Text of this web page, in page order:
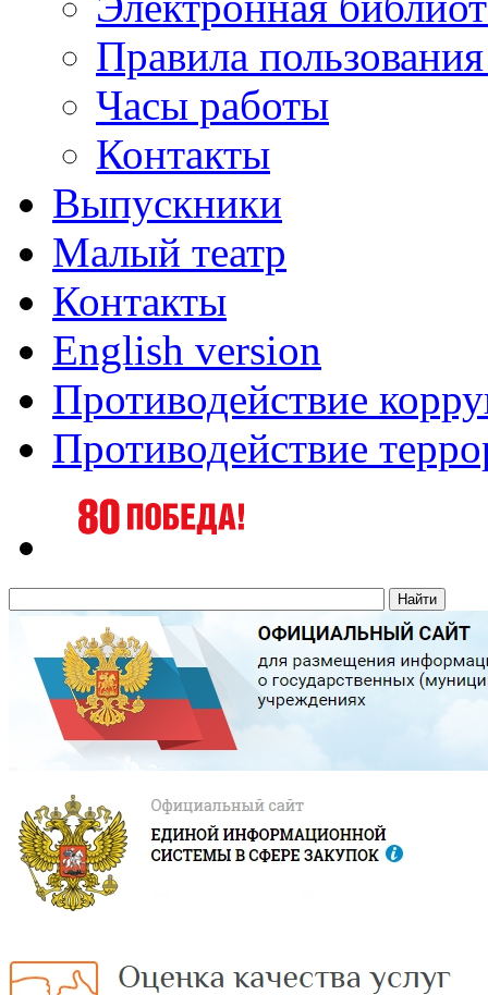
Правила
Часы работы
Контакты
Выпускники
Малый театр
Контакты
English version
Противодействие
Противодействие